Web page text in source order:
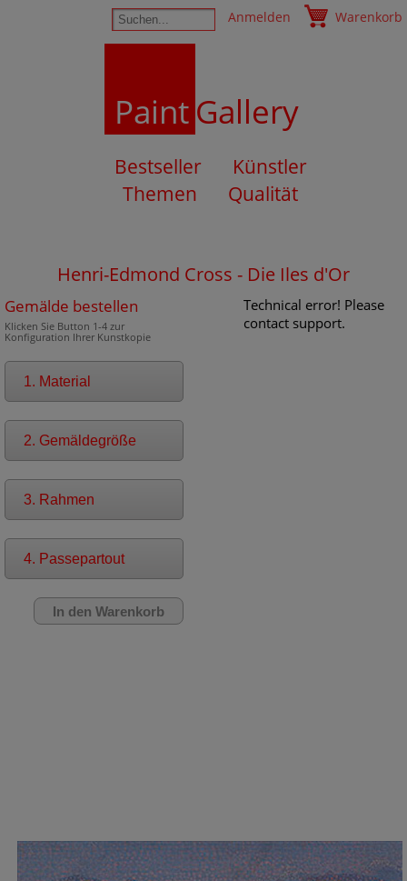
Anmelden Warenkorb
PaintGallery
Bestseller
Künstler
Themen
Qualität
Henri-Edmond Cross - Die Iles d'Or
Gemälde bestellen
Klicken Sie Button 1-4 zur
Konfiguration Ihrer Kunstkopie
1. Material
2. Gemäldegröße
3. Rahmen
4. Passepartout
Technical error! Please
contact support.